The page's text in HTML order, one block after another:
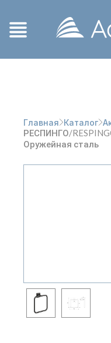
Главная Каталог
РЕСПИНГО/
Оружейная сталь